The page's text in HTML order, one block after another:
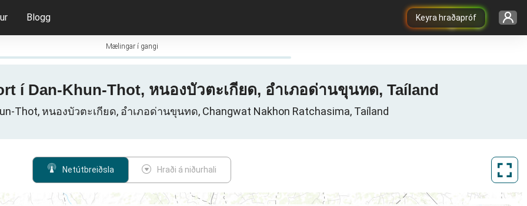
Keyra hraðapróf
Blogg
Mælingar í gangi
í Dan-Khun-Thot, หนองบัวตะเกียด, อำเภอด่านขุนทด, Taíland
Thot, หนองบัวตะเกียด, อำเภอด่านขุนทด, Changwat Nakhon Ratchasima, Taíland
Netútbreiðsla Hraði á niðurhali